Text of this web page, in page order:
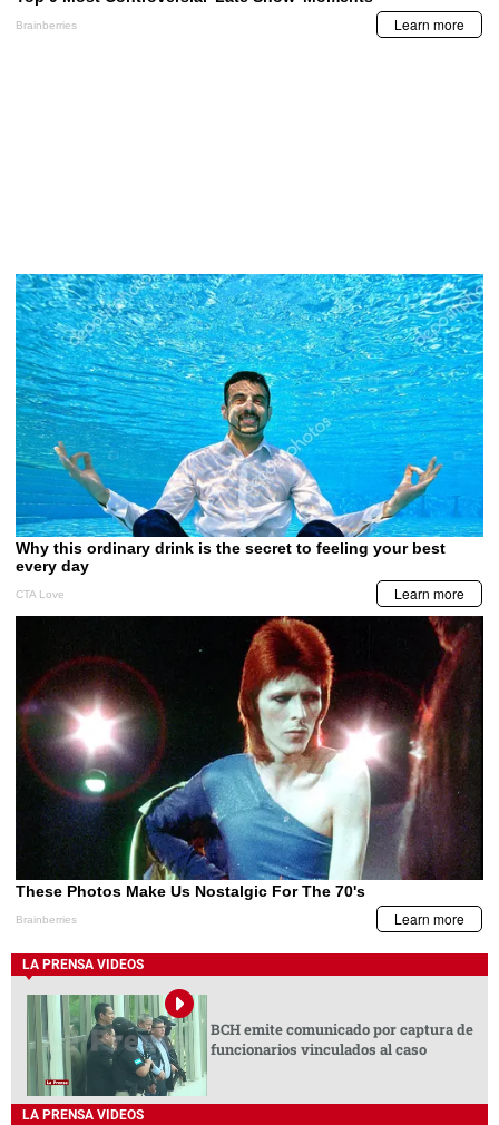
LA PRENSA VIDEOS
BCH emite comunicado por captura de
funcionarios vinculados al caso
LA PRENSA VIDEOS